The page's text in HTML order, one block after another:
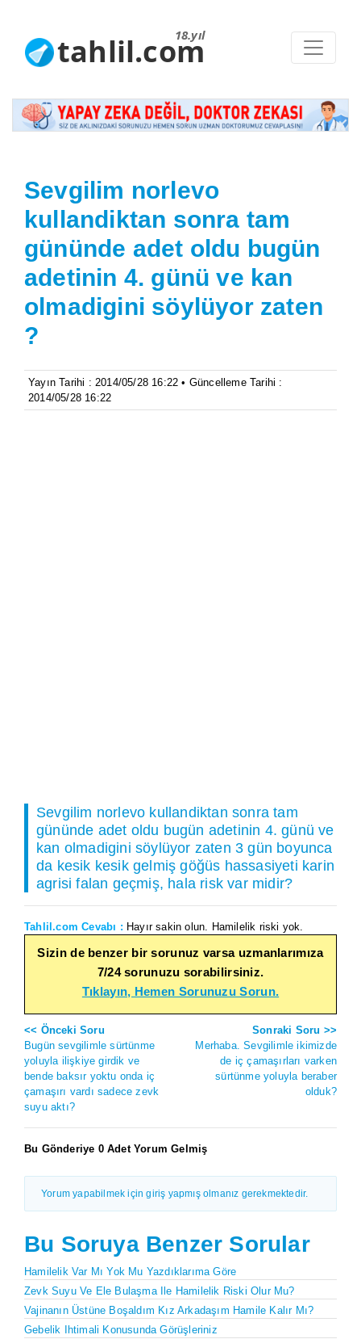
18.yıl
tahlil.com
Sevgilim norlevo
kullandiktan sonra tam
gününde adet oldu bugün
adetinin 4. günü ve kan
olmadigini söylüyor zaten
?
Yayın Tarihi : 2014/05/28 16:22 • Güncelleme Tarihi :
2014/05/28 16:22
Sevgilim norlevo kullandiktan sonra tam
gününde adet oldu bugün adetinin 4. günü ve
kan olmadigini söylüyor zaten 3 gün boyunca
da kesik kesik gelmiş göğüs hassasiyeti karin
agrisi falan geçmiş, hala risk var midir?
Tahlil.com Cevabı : Hayır sakin olun. Hamilelik riski yok.
Sizin de benzer bir sorunuz varsa uzmanlarımıza
7/24 sorunuzu sorabilirsiniz.
Tıklayın, Hemen Sorunuzu Sorun.
<< Önceki Soru
Bugün sevgilimle sürtünme
yoluyla ilişkiye girdik ve
bende baksır yoktu onda iç
çamaşırı vardı sadece zevk
suyu aktı?
Sonraki Soru >>
Merhaba. Sevgilimle ikimizde
de iç çamaşırları varken
sürtünme yoluyla beraber
olduk?
Bu Gönderiye 0 Adet Yorum Gelmiş
Yorum yapabilmek için giriş yapmış olmanız gerekmektedir.
Bu Soruya Benzer Sorular
Hamilelik Var Mı Yok Mu Yazdıklarıma Göre
Zevk Suyu Ve Ele Bulaşma Ile Hamilelik Riski Olur Mu?
Vajinanın Üstüne Boşaldım Kız Arkadaşım Hamile Kalır Mı?
Gebelik Ihtimali Konusunda Görüşleriniz